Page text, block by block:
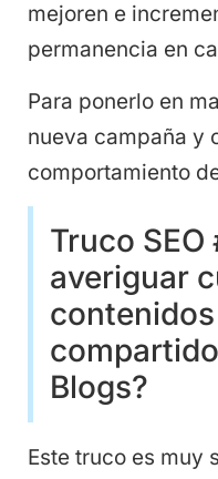
mejoren e
permanencia en
Para ponerlo en
nueva campaña y
comportamiento
Truco
averiguar
Blogs?
Este truco es muy